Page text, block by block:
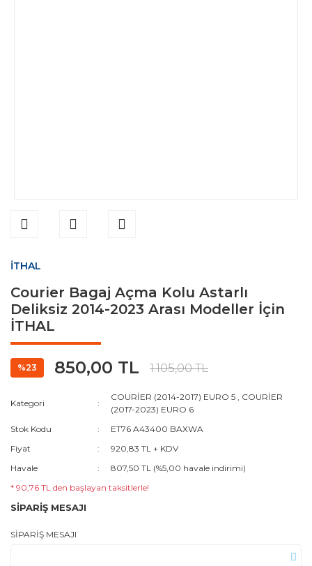
İTHAL
Courier Bagaj Açma Kolu Astarlı
Deliksiz 2014-2023 Arası Modeller İçin
İTHAL
%23 850,00 TL 1.105,00 TL
Kategori
COURİER (2014-2017) EURO 5 , COURİER
(2017-2023) EURO 6
Stok Kodu
ET76 A43400 BAXWA
Fiyat
920,83 TL + KDV
Havale
807,50 TL (%5,00 havale indirimi)
* 90,76 TL den başlayan taksitlerle!
SİPARİŞ MESAJI
SİPARİŞ MESAJI